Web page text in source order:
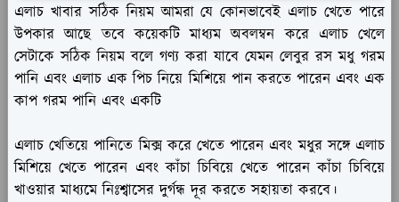
এলাচ খাবার সঠিক নিয়ম আমরা যে কোনভাবেই এলাচ খেতে পারে
উপকার আছে তবে কয়েকটি মাধ্যম অবলম্বন করে এলাচ খেলে
সেটাকে সঠিক নিয়ম বলে গণ্য করা যাবে যেমন লেবুর রস মধু গরম
পানি এবং এলাচ এক পিচ নিয়ে মিশিয়ে পান করতে পারেন এবং এক
কাপ গরম পানি এবং একটি
এলাচ খেতিয়ে পানিতে মিক্স করে খেতে পারেন এবং মধুর সঙ্গে এলাচ
মিশিয়ে খেতে পারেন এবং কাঁচা চিবিয়ে খেতে পারেন কাঁচা চিবিয়ে
খাওয়ার মাধ্যমে নিঃশ্বাসের দুর্গন্ধ দূর করতে সহায়তা করবে।